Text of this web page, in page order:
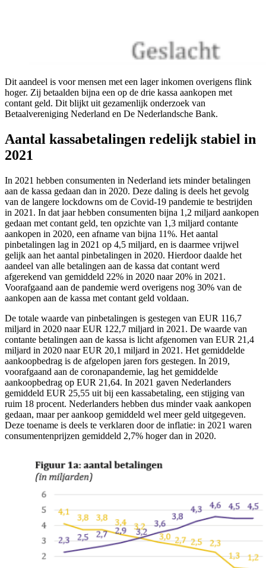
Dit aandeel is voor mensen met een lager inkomen overigens flink
hoger. Zij betaalden bijna een op de drie kassa aankopen met
contant geld. Dit blijkt uit gezamenlijk onderzoek van
Betaalvereniging Nederland en De Nederlandsche Bank.
Aantal kassabetalingen redelijk stabiel in
2021
In 2021 hebben consumenten in Nederland iets minder betalingen
aan de kassa gedaan dan in 2020. Deze daling is deels het gevolg
van de langere lockdowns om de Covid-19 pandemie te bestrijden
in 2021. In dat jaar hebben consumenten bijna 1,2 miljard aankopen
gedaan met contant geld, ten opzichte van 1,3 miljard contante
aankopen in 2020, een afname van bijna 11%. Het aantal
pinbetalingen lag in 2021 op 4,5 miljard, en is daarmee vrijwel
gelijk aan het aantal pinbetalingen in 2020. Hierdoor daalde het
aandeel van alle betalingen aan de kassa dat contant werd
afgerekend van gemiddeld 22% in 2020 naar 20% in 2021.
Voorafgaand aan de pandemie werd overigens nog 30% van de
aankopen aan de kassa met contant geld voldaan.
De totale waarde van pinbetalingen is gestegen van EUR 116,7
miljard in 2020 naar EUR 122,7 miljard in 2021. De waarde van
contante betalingen aan de kassa is licht afgenomen van EUR 21,4
miljard in 2020 naar EUR 20,1 miljard in 2021. Het gemiddelde
aankoopbedrag is de afgelopen jaren fors gestegen. In 2019,
voorafgaand aan de coronapandemie, lag het gemiddelde
aankoopbedrag op EUR 21,64. In 2021 gaven Nederlanders
gemiddeld EUR 25,55 uit bij een kassabetaling, een stijging van
ruim 18 procent. Nederlanders hebben dus minder vaak aankopen
gedaan, maar per aankoop gemiddeld wel meer geld uitgegeven.
Deze toename is deels te verklaren door de inflatie: in 2021 waren
consumentenprijzen gemiddeld 2,7% hoger dan in 2020.